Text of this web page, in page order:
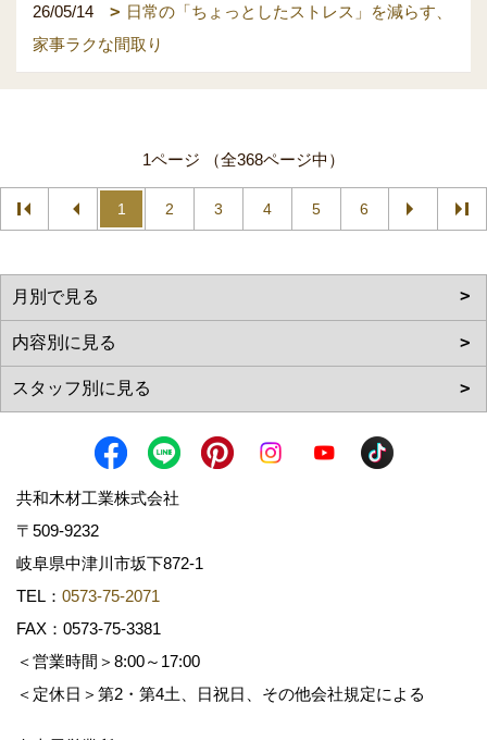
26/05/14
日常の「ちょっとしたストレス」を減らす、
家事ラクな間取り
1ページ （全368ページ中）
1 2 3 4 5 6
共和木材工業株式会社
〒509-9232
岐阜県中津川市坂下872‐1
TEL： 0573-75-2071
FAX：0573-75-3381
＜営業時間＞8:00～17:00
＜定休日＞第2・第4土、日祝日、その他会社規定による